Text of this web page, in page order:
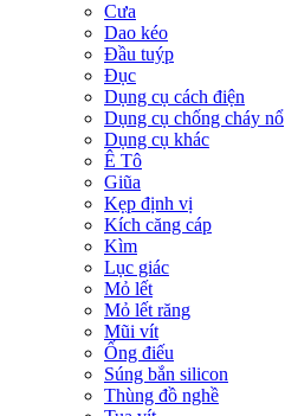
Cưa
Dao kéo
Đầu tuýp
Đục
Dụng cụ cách điện
Dụng cụ chống cháy nổ
Dụng cụ khác
Ê Tô
Giũa
Kẹp định vị
Kích căng cáp
Kìm
Lục giác
Mỏ lết
Mỏ lết răng
Mũi vít
Ống điếu
Súng bắn silicon
Thùng đồ nghề